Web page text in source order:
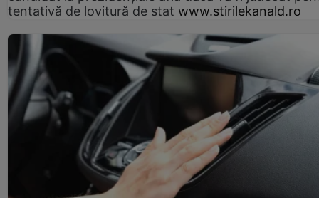
tentativă de lovitură de stat www.stirilekanald.ro